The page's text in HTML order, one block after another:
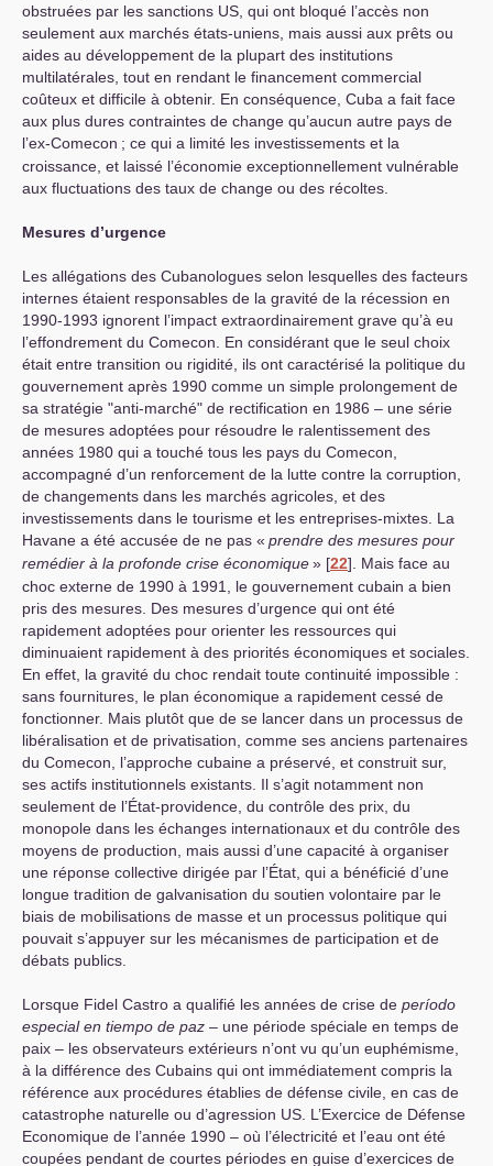
obstruées par les sanctions US , qui ont bloqué l’accès non
seulement aux marchés états-uniens, mais aussi aux prêts ou
aides au développement de la plupart des institutions
multilatérales, tout en rendant le financement commercial
coûteux et difficile à obtenir. En conséquence, Cuba a fait face
aux plus dures contraintes de change qu’aucun autre pays de
l’ex-Comecon ; ce qui a limité les investissements et la
croissance, et laissé l’économie exceptionnellement vulnérable
aux fluctuations des taux de change ou des récoltes.
Mesures d’urgence
Les allégations des Cubanologues selon lesquelles des facteurs
internes étaient responsables de la gravité de la récession en
1990-1993 ignorent l’impact extraordinairement grave qu’à eu
l’effondrement du Comecon. En considérant que le seul choix
était entre transition ou rigidité, ils ont caractérisé la politique du
gouvernement après 1990 comme un simple prolongement de
sa stratégie "anti-marché" de rectification en 1986 – une série
de mesures adoptées pour résoudre le ralentissement des
années 1980 qui a touché tous les pays du Comecon,
accompagné d’un renforcement de la lutte contre la corruption,
de changements dans les marchés agricoles, et des
investissements dans le tourisme et les entreprises-mixtes. La
Havane a été accusée de ne pas « prendre des mesures pour
remédier à la profonde crise économique» [22] . Mais face au
choc externe de 1990 à 1991, le gouvernement cubain a bien
pris des mesures. Des mesures d’urgence qui ont été
rapidement adoptées pour orienter les ressources qui
diminuaient rapidement à des priorités économiques et sociales.
En effet, la gravité du choc rendait toute continuité impossible :
sans fournitures, le plan économique a rapidement cessé de
fonctionner. Mais plutôt que de se lancer dans un processus de
libéralisation et de privatisation, comme ses anciens partenaires
du Comecon, l’approche cubaine a préservé, et construit sur,
ses actifs institutionnels existants. Il s’agit notamment non
seulement de l’État-providence, du contrôle des prix, du
monopole dans les échanges internationaux et du contrôle des
moyens de production, mais aussi d’une capacité à organiser
une réponse collective dirigée par l’État, qui a bénéficié d’une
longue tradition de galvanisation du soutien volontaire par le
biais de mobilisations de masse et un processus politique qui
pouvait s’appuyer sur les mécanismes de participation et de
débats publics.
Lorsque Fidel Castro a qualifié les années de crise de período
especial en tiempo de paz – une période spéciale en temps de
paix – les observateurs extérieurs n’ont vu qu’un euphémisme,
à la différence des Cubains qui ont immédiatement compris la
référence aux procédures établies de défense civile, en cas de
catastrophe naturelle ou d’agression US . L’Exercice de Défense
Economique de l’année 1990 – où l’électricité et l’eau ont été
coupées pendant de courtes périodes en guise d’exercices de